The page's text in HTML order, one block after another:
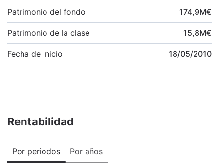
Patrimonio del fondo 174,9M€
Patrimonio de la clase 15,8M€
Fecha de inicio 18/05/2010
Rentabilidad
Por periodos Por años